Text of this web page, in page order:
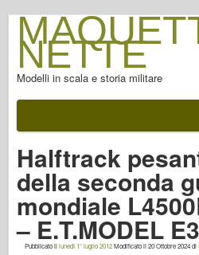
NETTE
Modelli in scala e storia militare
Dopo la battaglia
Armi AFV
Asse alleato
FotoGallery armatura
Armatura di profilo
Halftrack
della seconda
mondiale
– E.T.MODEL
Pubblicato illunedì 1° luglio 2012Modificato il20 Ottobre 2024di